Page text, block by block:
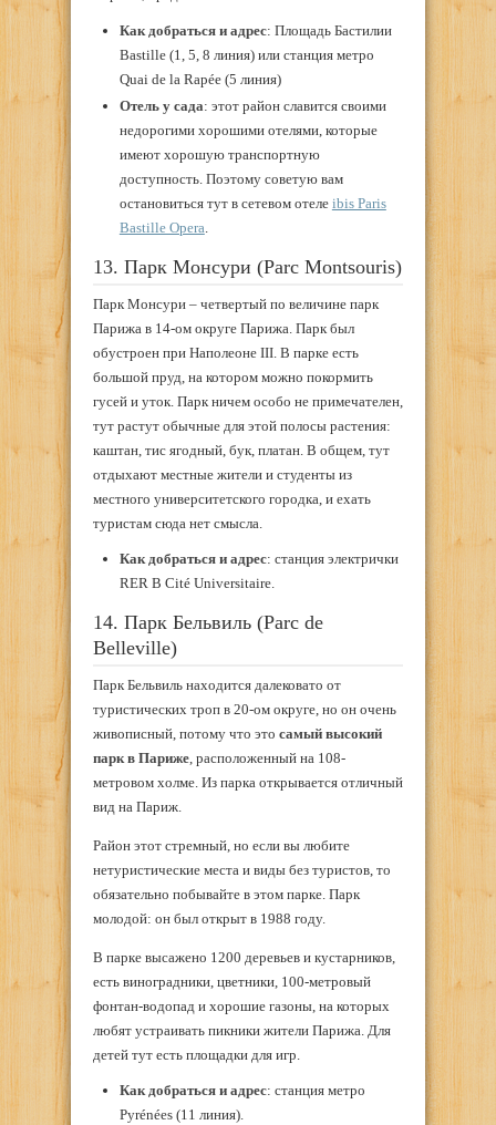
Как добраться и адрес: Площадь Бастилии
Bastille (1, 5, 8 линия) или станция метро
Quai de la Rapée (5 линия)
Отель у сада: этот район славится своими
недорогими хорошими отелями, которые
имеют хорошую транспортную
доступность. Поэтому советую вам
остановиться тут в сетевом отеле ibis Paris
Bastille Opera.
13. Парк Монсури (Parc Montsouris)
Парк Монсури – четвертый по величине парк
Парижа в 14-ом округе Парижа. Парк был
обустроен при Наполеоне III. В парке есть
большой пруд, на котором можно покормить
гусей и уток. Парк ничем особо не примечателен,
тут растут обычные для этой полосы растения:
каштан, тис ягодный, бук, платан. В общем, тут
отдыхают местные жители и студенты из
местного университетского городка, и ехать
туристам сюда нет смысла.
Как добраться и адрес: станция электрички
RER B Cité Universitaire.
14. Парк Бельвиль (Parc de
Belleville)
Парк Бельвиль находится далековато от
туристических троп в 20-ом округе, но он очень
живописный, потому что это самый высокий
парк в Париже , расположенный на 108-
метровом холме. Из парка открывается отличный
вид на Париж.
Район этот стремный, но если вы любите
нетуристические места и виды без туристов, то
обязательно побывайте в этом парке. Парк
молодой: он был открыт в 1988 году.
В парке высажено 1200 деревьев и кустарников,
есть виноградники, цветники, 100-метровый
фонтан-водопад и хорошие газоны, на которых
любят устраивать пикники жители Парижа. Для
детей тут есть площадки для игр.
Как добраться и адрес: станция метро
Pyrénées (11 линия).